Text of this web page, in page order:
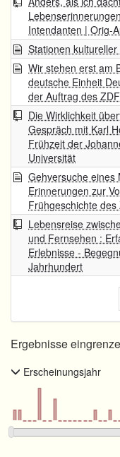
Intendanten | Orig-
Stationen kultureller
Wir stehen erst am
deutsche Einheit
der Auftrag des
Die Wirklichkeit
Gespräch mit Karl
Frühzeit der
Universität
Gehversuche eines
Erinnerungen zur
Frühgeschichte des
Lebensreise
und Fernsehen :
Erlebnisse -
Jahrhundert
Ergebnisse
Erscheinungsjahr